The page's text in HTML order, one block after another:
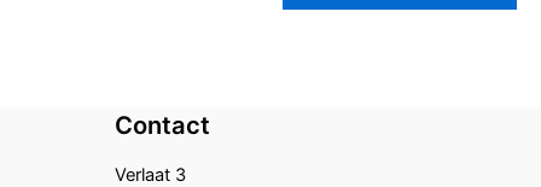
Contact
Verlaat 3